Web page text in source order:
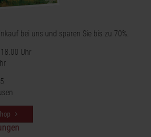
bei uns und sparen Sie bis zu 70%.
Uhr